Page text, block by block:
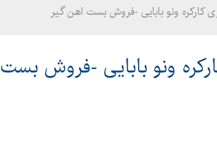
ونو بابایی -فروش بست اهن گیر
ونو بابایی -فروش بست